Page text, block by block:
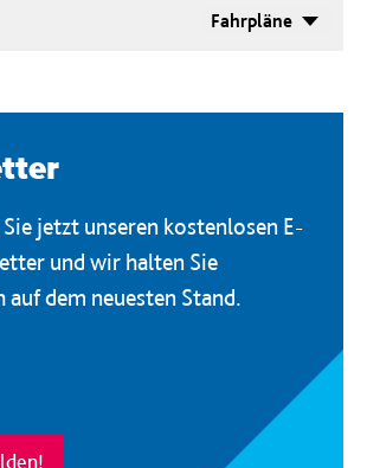
Fahrpläne
jetzt unseren kostenlosen E-
und wir halten Sie
dem neuesten Stand.